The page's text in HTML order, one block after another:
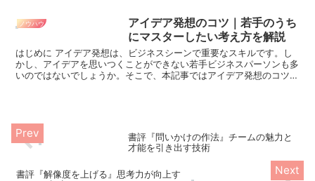
ノウハウ
アイデア発想のコツ｜若手のうち
にマスターしたい考え方を解説
はじめに アイデア発想は、ビジネスシーンで重要なスキルです。し
かし、アイデアを思いつくことができない若手ビジネスパーソンも多
いのではないでしょうか。そこで、本記事ではアイデア発想のコツを
書評『問いかけの作法』チームの魅力と
才能を引き出す技術
書評『解像度を上げる』思考力が向上す